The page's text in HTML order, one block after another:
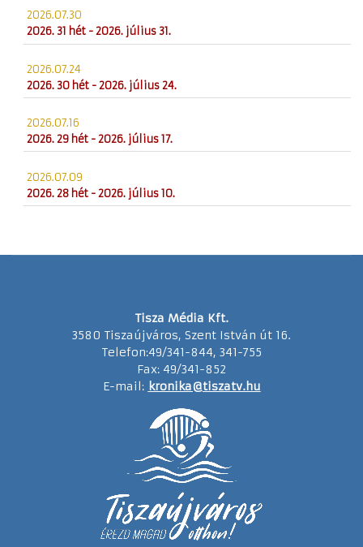
2026.07.30
2026. 31 hét - 2026. július 31.
2026.07.24
2026. 30 hét - 2026. július 24.
2026.07.16
2026. 29 hét - 2026. július 17.
2026.07.09
2026. 28 hét - 2026. július 10.
Tisza Média Kft.
3580 Tiszaújváros, Szent István út 16.
Telefon:49/341-844, 341-755
Fax: 49/341-852
E-mail: kronika@tiszatv.hu